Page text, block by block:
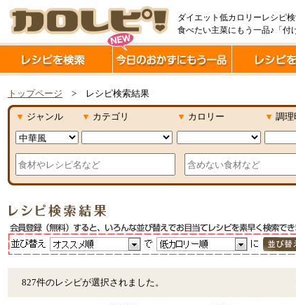
ダイエット低カロリーレシピ
食べたい主菜にもう一品♪「付
トップページ > レシピ検索結果
▼ ジャンル ▼ カテゴリ ▼ カロリー ▼ 調理
827件のレシピが選択されました。